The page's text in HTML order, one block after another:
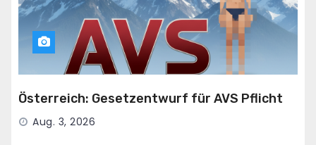
Österreich: Gesetzentwurf für AVS Pflicht
Aug. 3, 2026